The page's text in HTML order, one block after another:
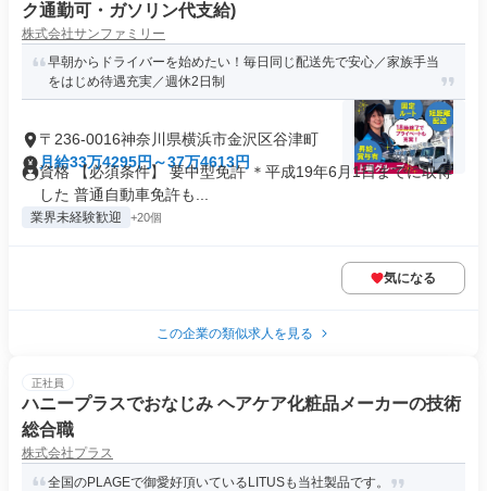
ク通勤可・ガソリン代支給)
株式会社サンファミリー
早朝からドライバーを始めたい！毎日同じ配送先で安心／家族手当
をはじめ待遇充実／週休2日制
〒236-0016神奈川県横浜市金沢区谷津町
月給33万4295円～37万4613円
資格 【必須条件】 要中型免許 ＊平成19年6月1日までに取得
した 普通自動車免許も...
業界未経験歓迎 +20個
気になる
この企業の類似求人を見る
正社員
ハニープラスでおなじみ ヘアケア化粧品メーカーの技術
総合職
株式会社プラス
全国のPLAGEで御愛好頂いているLITUSも当社製品です。